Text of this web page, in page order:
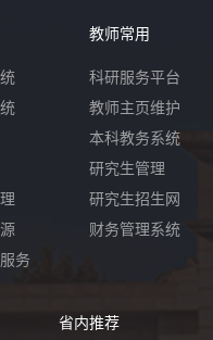
务
教师常用
科研服务平台
教师主页维护
本科教务系统
研究生管理
研究生招生网
财务管理系统
省内推荐